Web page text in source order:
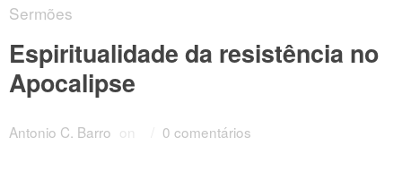
Sermões
Espiritualidade da resistência no
Apocalipse
Antonio C. Barro on 0 comentários